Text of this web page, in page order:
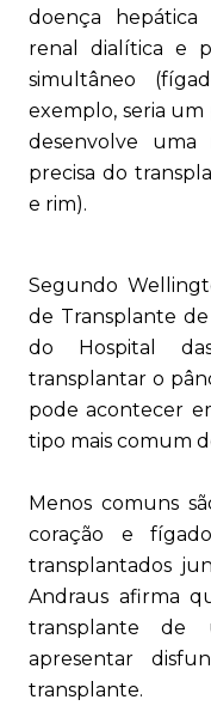
doença hepática
renal dialítica e
simultâneo
exemplo, seria
desenvolve uma
precisa do
e rim).
Segundo
de Transplante
do Hospital
transplantar o
pode acontecer
tipo mais comum
Menos comuns
coração e
transplantados
Andraus afirma
transplante
apresentar
transplante.